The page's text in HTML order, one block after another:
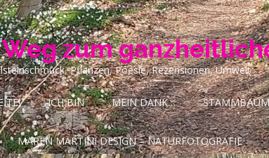
zum
Pflanzen, Poesie, Rezensionen, Umwelt
ICH BIN MEIN DANK…
MAREN MARTINI DESIGN – NATURFOTOGRAFIE